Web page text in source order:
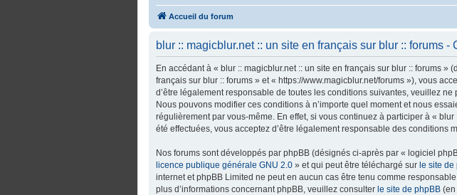
Accueil du forum
blur :: magicblur.net :: un site en français sur blur :: forums -
En accédant à « blur :: magicblur.net :: un site en français sur blur :: forums
français sur blur :: forums » et « https://www.magicblur.net/forums »), vous
d’être légalement responsable de toutes les conditions suivantes, veuillez
Nous pouvons modifier ces conditions à n’importe quel moment et nous
régulièrement par vous-même. En effet, si vous continuez à participer à «
été effectuées, vous acceptez d’être légalement responsable des conditions
Nos forums sont développés par phpBB (désignés ci-après par « logiciel
licence publique générale GNU 2.0 » et qui peut être téléchargé sur le site
internet et phpBB Limited ne peut en aucun cas être tenu comme
plus d’informations concernant phpBB, veuillez consulter le site de phpBB